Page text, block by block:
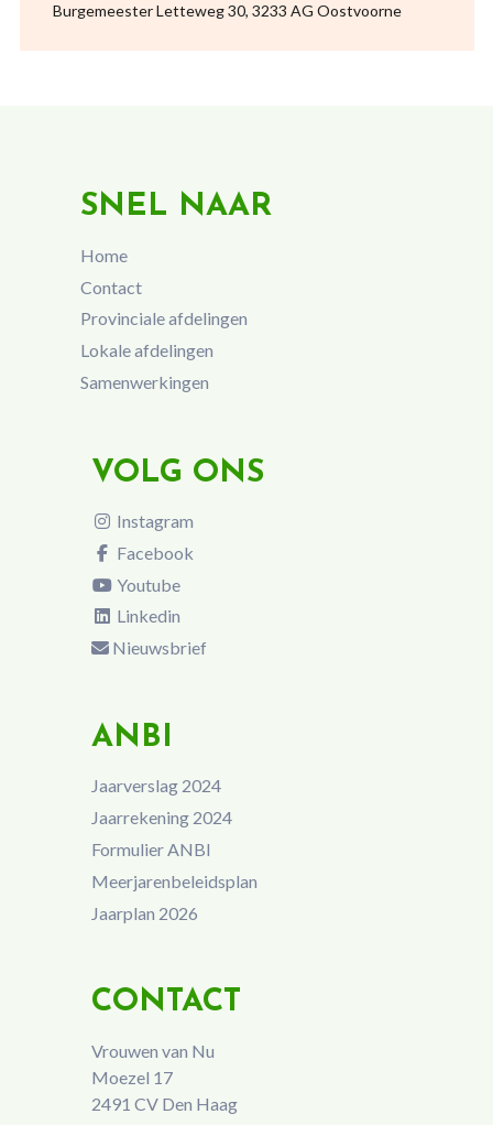
Burgemeester Letteweg 30, 3233 AG Oostvoorne
SNEL NAAR
Home
Contact
Provinciale afdelingen
Lokale afdelingen
Samenwerkingen
VOLG ONS
Instagram
Facebook
Youtube
Linkedin
Nieuwsbrief
ANBI
Jaarverslag 2024
Jaarrekening 2024
Formulier ANBI
Meerjarenbeleidsplan
Jaarplan 2026
CONTACT
Vrouwen van Nu
Moezel 17
2491 CV Den Haag